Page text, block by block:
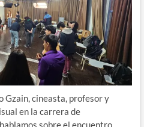
Gzain, cineasta, profesor y
en la carrera de
sobre el encuentro